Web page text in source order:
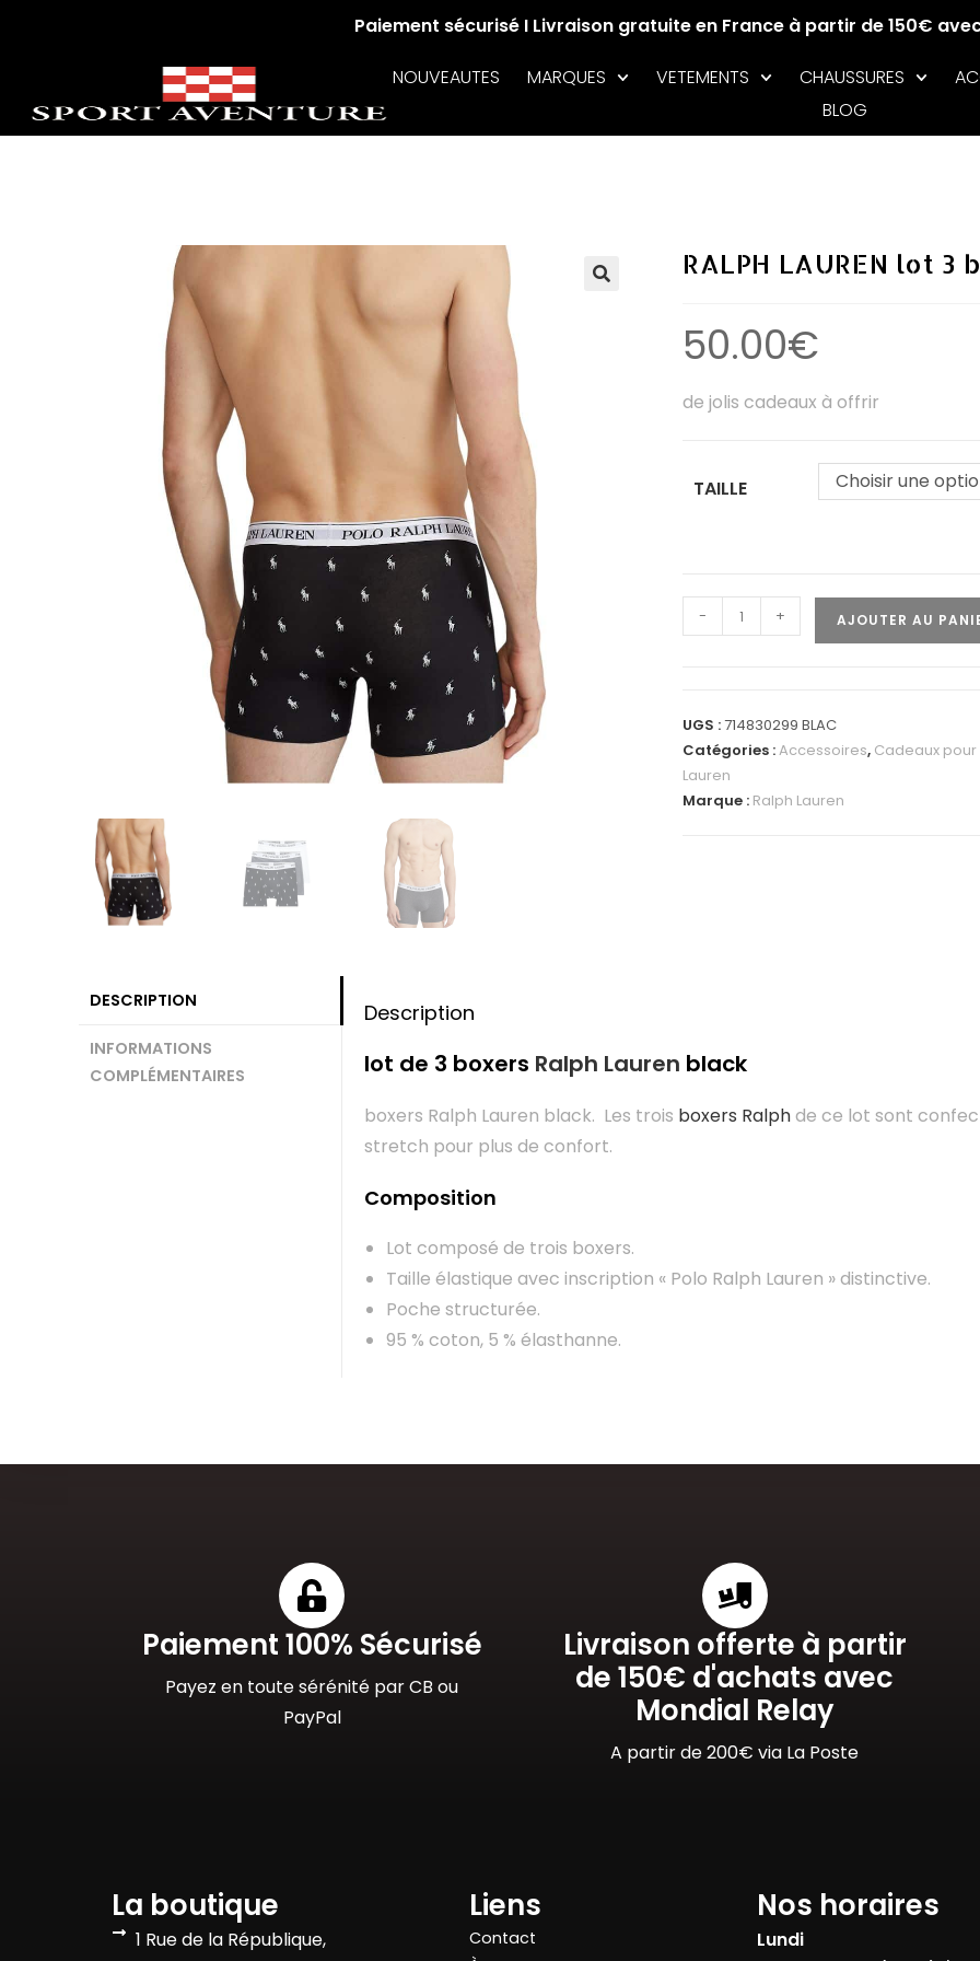
Paiement sécurisé I Livraison gratuite en France à partir de 150€
NOUVEAUTES MARQUES VETEMENTS CHAUSSURES
BLOG
RALPH LAUREN lot
50.00€
de jolis cadeaux à offrir
TAILLE Choisir une
- + AJOUTER AU
UGS :714830299 BLAC
Catégories :Accessoires, Cadeaux pour
Lauren
Marque : Ralph Lauren
DESCRIPTION
INFORMATIONS
COMPLÉMENTAIRES
Description
lot de 3 boxers Ralph Lauren black
boxers Ralph Lauren black. Les trois boxers Ralphde ce lot sont
stretch pour plus de confort.
Composition
Lot composé de trois boxers.
Taille élastique avec inscription « Polo Ralph Lauren » distinctive.
Poche structurée.
95 % coton, 5 % élasthanne.
Paiement 100% Sécurisé
Payez en toute sérénité par CB ou
PayPal
Livraison offerte à partir
de 150€ d'achats avec
Mondial Relay
A partir de 200€ via La Poste
La boutique
1 Rue de la République,
Liens
Contact
Nos horaires
Lundi